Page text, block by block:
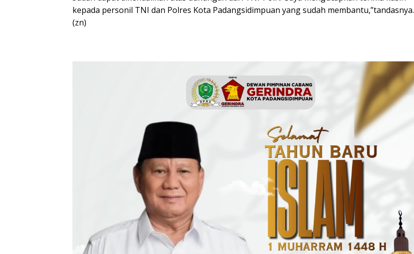
kepada personil TNI dan Polres Kota Padangsidimpuan yang sudah membantu,”tandasnya.
(zn)